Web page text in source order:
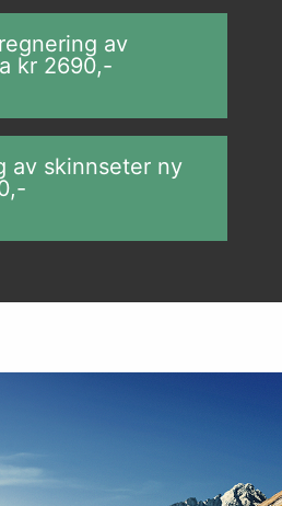
av
kr 2690,-
av skinnseter ny
,-